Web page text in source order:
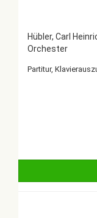
Hübler, Carl
Orchester
Partitur,